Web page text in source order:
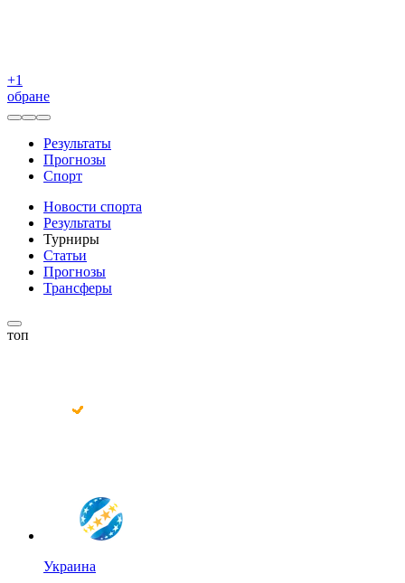
+1
обране
Результаты
Прогнозы
Спорт
Новости спорта
Результаты
Турниры
Статьи
Прогнозы
Трансферы
топ
Украина